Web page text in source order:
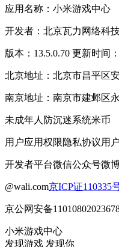
应用名称：小米游戏中心
开发者：北京瓦力网络科
版本：13.5.0.70 更新时间
北京地址：北京市昌平区
南京地址：南京市建邺区
未成年人防沉迷系统米币
用户应用权限隐私协议用
开发者平台微信公众号微
@wali.com京ICP证110335
京公网安备
小米游戏中心
发现游戏 发现你